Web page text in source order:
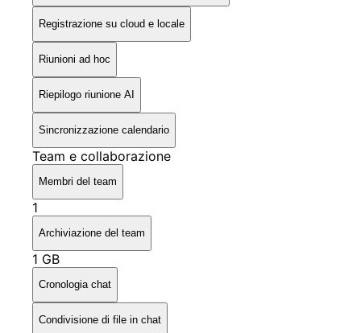
Registrazione su cloud e locale
Riunioni ad hoc
Riepilogo riunione AI
Sincronizzazione calendario
Team e collaborazione
Membri del team
1
Archiviazione del team
1 GB
Cronologia chat
Condivisione di file in chat